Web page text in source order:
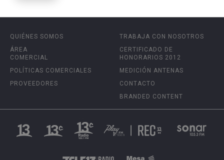
QUIÉNES SOMOS
ÁREA
COMERCIAL
POLÍTICAS COMERCIALES
PROVEEDORES
TRABAJA CON NOSOTROS
CERTIFICADO DE
HONORARIOS 2012
MEDICIÓN ANTENAS
CONTACTO
BRANDED CONTENT